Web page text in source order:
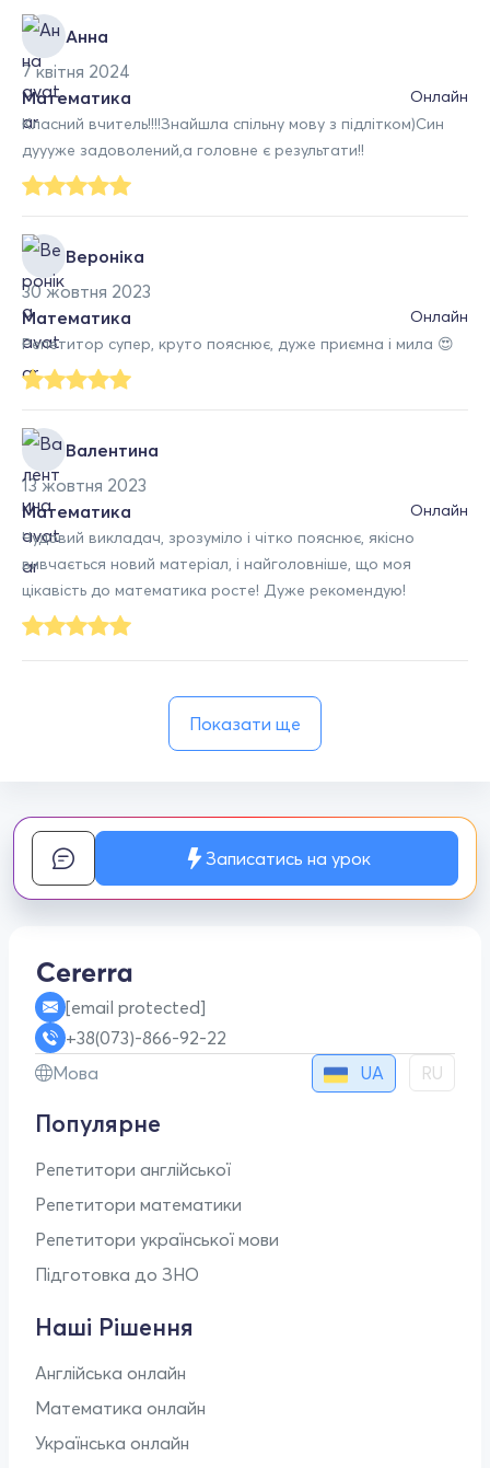
Анна
7 квітня 2024
Онлайн
Математика
Класний вчитель!!!!Знайшла спільну мову з підлітком)Син
дуууже задоволений,а головне є результати!!
Вероніка
30 жовтня 2023
Онлайн
Математика
Репетитор супер, круто пояснює, дуже приємна і мила 😍
Валентина
13 жовтня 2023
Онлайн
Математика
Чудовий викладач, зрозуміло і чітко пояснює, якісно
вивчається новий матеріал, і найголовніше, що моя
цікавість до математика росте! Дуже рекомендую!
Показати ще
Записатись на урок
[email protected]
+38(073)-866-92-22
Мова
UA RU
Популярне
Репетитори англійської
Репетитори математики
Репетитори української мови
Підготовка до ЗНО
Наші Рішення
Англійська онлайн
Математика онлайн
Українська онлайн